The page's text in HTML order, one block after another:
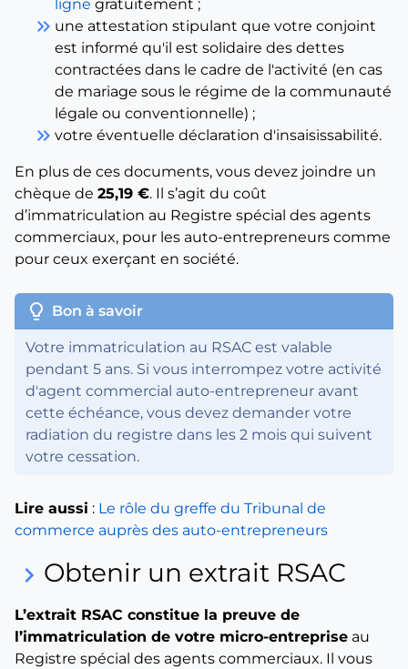
ligne gratuitement ;
keyboard_double_arrow_right une attestation stipulant que votre conjoint
est informé qu'il est solidaire des dettes
contractées dans le cadre de l'activité (en cas
de mariage sous le régime de la communauté
légale ou conventionnelle) ;
keyboard_double_arrow_right votre éventuelle déclaration d'insaisissabilité.
En plus de ces documents, vous devez joindre un
chèque de 25,19 €. Il s’agit du coût
d’immatriculation au Registre spécial des agents
commerciaux, pour les auto-entrepreneurs comme
pour ceux exerçant en société.
lightbulb Bon à savoir
Votre immatriculation au RSAC est valable
pendant 5 ans. Si vous interrompez votre activité
d'agent commercial auto-entrepreneur avant
cette échéance, vous devez demander votre
radiation du registre dans les 2 mois qui suivent
votre cessation.
Lire aussi : Le rôle du greffe du Tribunal de
commerce auprès des auto-entrepreneurs
keyboard_arrow_right Obtenir un extrait RSAC
L’extrait RSAC constitue la preuve de
l’immatriculation de votre micro-entreprise au
Registre spécial des agents commerciaux. Il vous